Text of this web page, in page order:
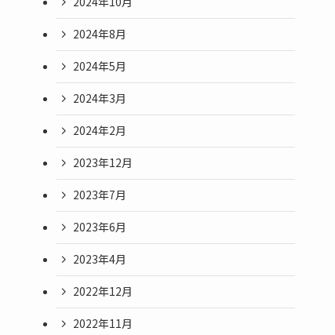
2024年8月
2024年5月
2024年3月
2024年2月
2023年12月
2023年7月
2023年6月
2023年4月
2022年12月
2022年11月